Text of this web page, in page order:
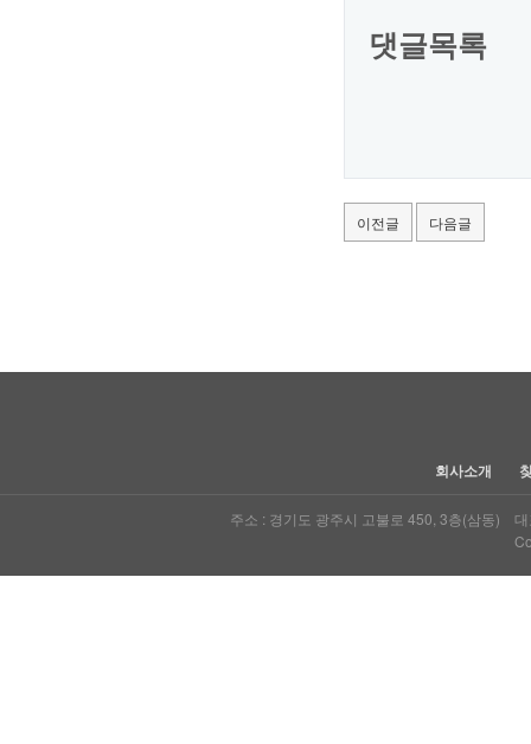
댓글목록
이전글 다음글
회사소개
주소 : 경기도 광주시 고불로 450, 3층(삼동)